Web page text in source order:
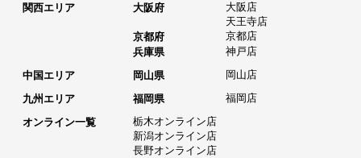
関西エリア
大阪府
大阪店
天王寺店
京都府
京都店
兵庫県
神戸店
中国エリア
岡山県
岡山店
九州エリア
福岡県
福岡店
オンライン一覧
栃木オンライン店
新潟オンライン店
長野オンライン店